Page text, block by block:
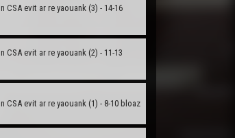
CSA evit ar re yaouank (3) - 14-16
CSA evit ar re yaouank (2) - 11-13
CSA evit ar re yaouank (1) - 8-10 bloaz